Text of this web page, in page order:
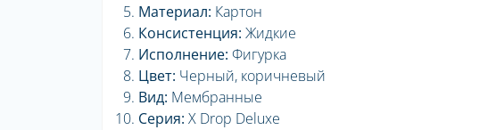
Материал: Картон
Консистенция: Жидкие
Исполнение: Фигурка
Цвет: Черный, коричневый
Вид: Мембранные
Серия: X Drop Deluxe